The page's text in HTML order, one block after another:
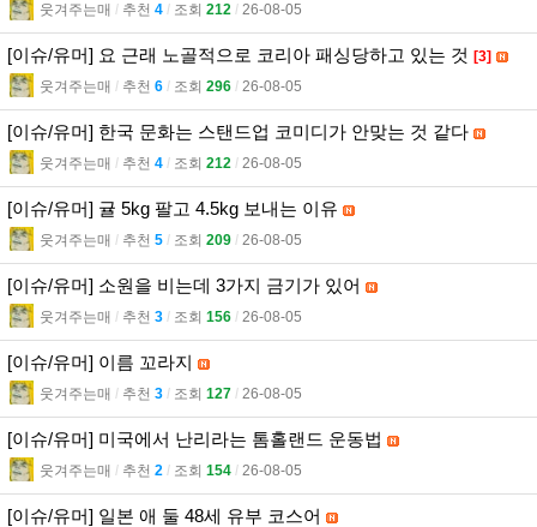
웃겨주는매 l 추천 4 l 조회 212 l 26-08-05
[이슈/유머] 요 근래 노골적으로 코리아 패싱당하고 있는 것 [3]
웃겨주는매 l 추천 6 l 조회 296 l 26-08-05
[이슈/유머] 한국 문화는 스탠드업 코미디가 안맞는 것 같다
웃겨주는매 l 추천 4 l 조회 212 l 26-08-05
[이슈/유머] 귤 5kg 팔고 4.5kg 보내는 이유
웃겨주는매 l 추천 5 l 조회 209 l 26-08-05
[이슈/유머] 소원을 비는데 3가지 금기가 있어
웃겨주는매 l 추천 3 l 조회 156 l 26-08-05
[이슈/유머] 이름 꼬라지
웃겨주는매 l 추천 3 l 조회 127 l 26-08-05
[이슈/유머] 미국에서 난리라는 톰홀랜드 운동법
웃겨주는매 l 추천 2 l 조회 154 l 26-08-05
[이슈/유머] 일본 애 둘 48세 유부 코스어